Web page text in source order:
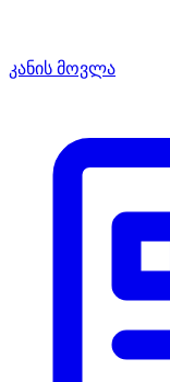
კანის მოვლა